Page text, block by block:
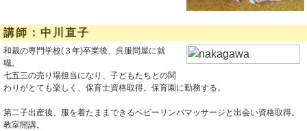
講師：中川直子
和裁の専門学校(３年)卒業後、呉服問屋に就
職。
七五三の売り場担当になり、子どもたちとの関
わりがとても楽しく、保育士資格取得。保育園に勤務する。
第二子出産後、服を着たままできるベビーリンパマッサージと出会い資格取得。
教室開講。